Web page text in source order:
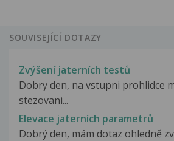
SOUVISEJÍCÍ DOTAZY
Zvýšení jaterních testů
Dobry den, na vstupni prohlidce
stezovani...
Elevace jaterních parametrů
Dobrý den, mám dotaz ohledně